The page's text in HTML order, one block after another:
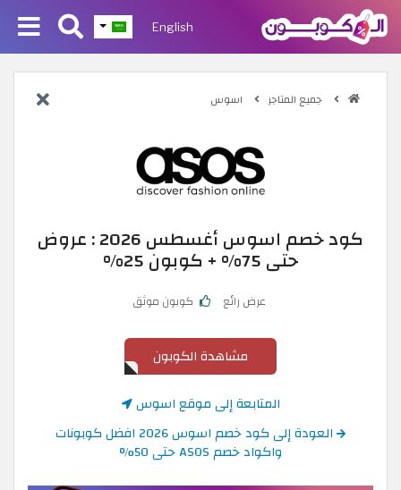
English
جميع المتاجر اسوس
كود خصم اسوس أغسطس 2026 : عروض
حتى 75% + كوبون 25%
عرض رائع كوبون موثق
مشاهدة الكوبون
المتابعة إلى موقع اسوس
العودة إلى كود خصم اسوس 2026 افضل كوبونات
واكواد خصم ASOS حتى 50%